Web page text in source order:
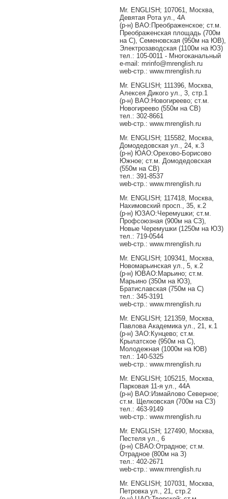
Mr. ENGLISH; 107061, Москва,
Девятая Рота ул., 4А
(р-н) ВАО:Преображенское; ст.м.
Преображенская площадь (700м
на С), Семеновская (950м на ЮВ),
Электрозаводская (1100м на ЮЗ)
тел.: 105-0011 - Многоканальный
e-mail: mrinfo@mrenglish.ru
web-стр.: www.mrenglish.ru
Mr. ENGLISH; 111396, Москва,
Алексея Дикого ул., 3, стр.1
(р-н) ВАО:Новогиреево; ст.м.
Новогиреево (550м на СВ)
тел.: 302-8661
web-стр.: www.mrenglish.ru
Mr. ENGLISH; 115582, Москва,
Домодедовская ул., 24, к.3
(р-н) ЮАО:Орехово-Борисово
Южное; ст.м. Домодедовская
(550м на СВ)
тел.: 391-8537
web-стр.: www.mrenglish.ru
Mr. ENGLISH; 117418, Москва,
Нахимовский просп., 35, к.2
(р-н) ЮЗАО:Черемушки; ст.м.
Профсоюзная (900м на СЗ),
Новые Черемушки (1250м на ЮЗ)
тел.: 719-0544
web-стр.: www.mrenglish.ru
Mr. ENGLISH; 109341, Москва,
Новомарьинская ул., 5, к.2
(р-н) ЮВАО:Марьино; ст.м.
Марьино (350м на ЮЗ),
Братиславская (750м на С)
тел.: 345-3191
web-стр.: www.mrenglish.ru
Mr. ENGLISH; 121359, Москва,
Павлова Академика ул., 21, к.1
(р-н) ЗАО:Кунцево; ст.м.
Крылатское (950м на С),
Молодежная (1000м на ЮВ)
тел.: 140-5325
web-стр.: www.mrenglish.ru
Mr. ENGLISH; 105215, Москва,
Парковая 11-я ул., 44А
(р-н) ВАО:Измайлово Северное;
ст.м. Щелковская (700м на СЗ)
тел.: 463-9149
web-стр.: www.mrenglish.ru
Mr. ENGLISH; 127490, Москва,
Пестеля ул., 6
(р-н) СВАО:Отрадное; ст.м.
Отрадное (800м на З)
тел.: 402-2671
web-стр.: www.mrenglish.ru
Mr. ENGLISH; 107031, Москва,
Петровка ул., 21, стр.2